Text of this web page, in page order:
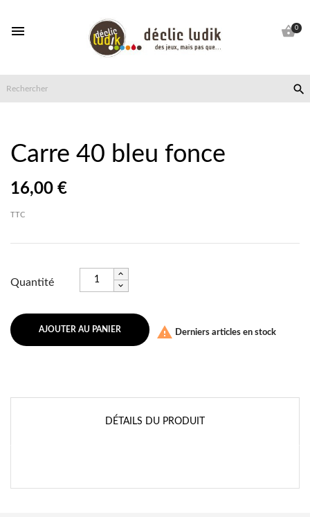
 0

Carre 40 bleu fonce
16,00 €
TTC
Quantité
AJOUTER AU PANIER  Derniers articles en stock
DÉTAILS DU PRODUIT